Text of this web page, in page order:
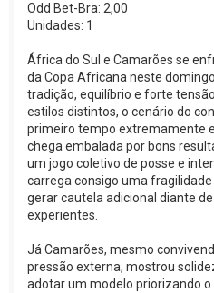
Odd Bet-Bra: 2,00
Unidades: 1
África do Sul e Camarões se
da Copa Africana neste
tradição, equilíbrio e forte
estilos distintos, o cenário do
primeiro tempo extremamente
chega embalada por bons
um jogo coletivo de posse e
carrega consigo uma
gerar cautela adicional diante
experientes.
Já Camarões, mesmo
pressão externa, mostrou
adotar um modelo priorizando